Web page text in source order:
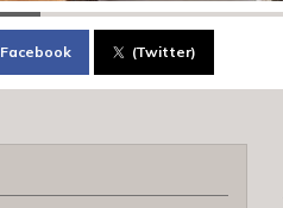
Facebook (Twitter)